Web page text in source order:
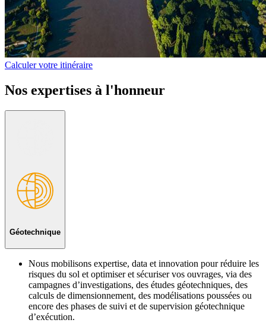
Calculer votre itinéraire
Nos expertises à l'honneur
Géotechnique
Nous mobilisons expertise, data et innovation pour réduire les
risques du sol et optimiser et sécuriser vos ouvrages, via des
campagnes d’investigations, des études géotechniques, des
calculs de dimensionnement, des modélisations poussées ou
encore des phases de suivi et de supervision géotechnique
d’exécution.